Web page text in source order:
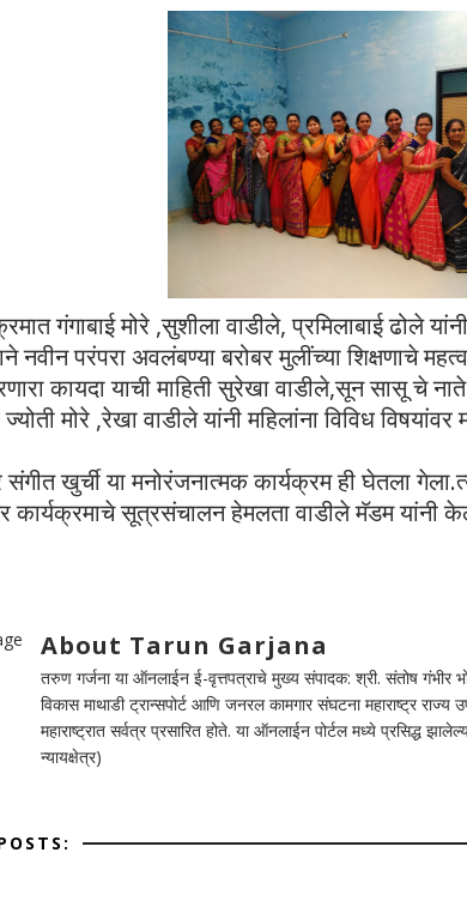
गंगाबाई मोरे ,सुशीला वाडीले, प्रमिलाबाई ढोले
नवीन परंपरा अवलंबण्या बरोबर मुलींच्या शिक्षणाचे
कायदा याची माहिती सुरेखा वाडीले,सून सासू चे
मोरे ,रेखा वाडीले यांनी महिलांना विविध विषयांवर
संगीत खुर्ची या मनोरंजनात्मक कार्यक्रम ही घेतला
कार्यक्रमाचे सूत्रसंचालन हेमलता वाडीले मॅडम यांनी
About Tarun Garjana
तरुण गर्जना या ऑनलाईन ई-वृत्तपत्राचे मुख्य संपादक: श्री. संतोष गंभीर
विकास माथाडी ट्रान्सपोर्ट आणि जनरल कामगार संघटना महाराष्ट्र
महाराष्ट्रात सर्वत्र प्रसारित होते. या ऑनलाईन पोर्टल मध्ये प्रसिद्ध
न्यायक्षेत्र)